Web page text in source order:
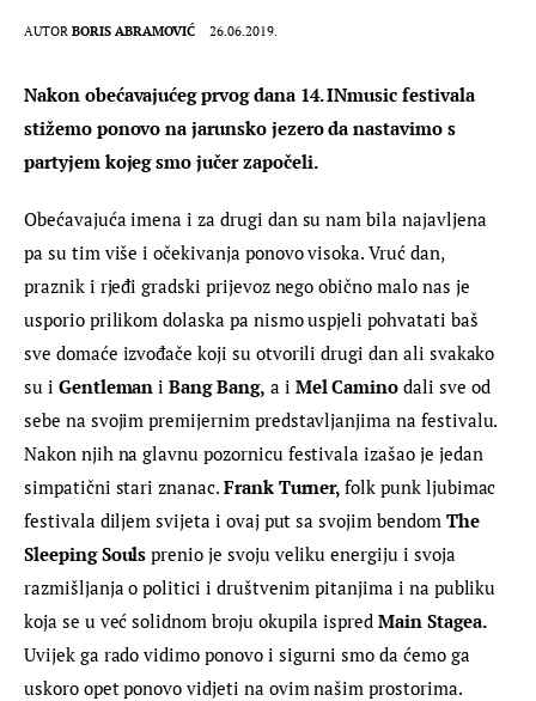
AUTOR BORIS ABRAMOVIĆ 26.06.2019.
Nakon obećavajućeg prvog dana 14. INmusic festivala
stižemo ponovo na jarunsko jezero da nastavimo s
partyjem kojeg smo jučer započeli.
Obećavajuća imena i za drugi dan su nam bila najavljena
pa su tim više i očekivanja ponovo visoka. Vruć dan,
praznik i rjeđi gradski prijevoz nego obično malo nas je
usporio prilikom dolaska pa nismo uspjeli pohvatati baš
sve domaće izvođače koji su otvorili drugi dan ali svakako
su i Gentleman i Bang Bang, a i Mel Camino dali sve od
sebe na svojim premijernim predstavljanjima na festivalu.
Nakon njih na glavnu pozornicu festivala izašao je jedan
simpatični stari znanac. Frank Turner, folk punk ljubimac
festivala diljem svijeta i ovaj put sa svojim bendom The
Sleeping Souls prenio je svoju veliku energiju i svoja
razmišljanja o politici i društvenim pitanjima i na publiku
koja se u već solidnom broju okupila ispred Main Stagea.
Uvijek ga rado vidimo ponovo i sigurni smo da ćemo ga
uskoro opet ponovo vidjeti na ovim našim prostorima.